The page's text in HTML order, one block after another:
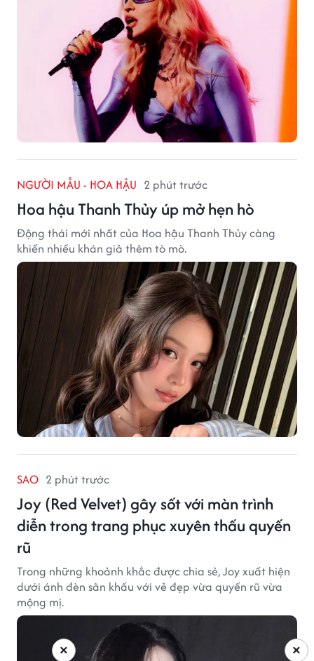
NGƯỜI MẪU - HOA HẬU 2 phút trước
Hoa hậu Thanh Thủy úp mở hẹn hò
Động thái mới nhất của Hoa hậu Thanh Thủy càng
khiến nhiều khán giả thêm tò mò.
SAO 2 phút trước
Joy (Red Velvet) gây sốt với màn trình
diễn trong trang phục xuyên thấu quyến
rũ
Trong những khoảnh khắc được chia sẻ, Joy xuất hiện
dưới ánh đèn sân khấu với vẻ đẹp vừa quyến rũ vừa
mộng mị.
×
×